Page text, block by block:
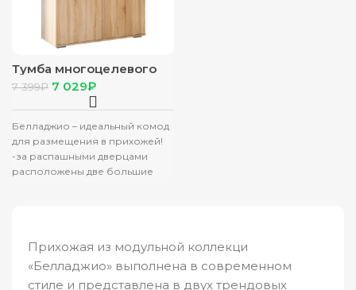
Тумба многоцелевого
назначения
“Белладжио” ТБ-19
сонома/белый глянец
7 399₽ 7 029₽
Белладжио – идеальный комод
для размещения в прихожей!
-за распашными дверцами
расположены две большие
Прихожая из модульной коллекци
«Белладжио» выполнена в современном
стиле и представлена в двух трендовых